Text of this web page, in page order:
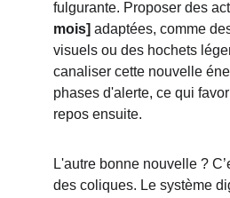
fulgurante. Proposer des
mois] adaptées, comme
visuels ou des hochets
canaliser cette nouvelle
phases d'alerte, ce qui
repos ensuite.
L'autre bonne nouvelle ?
des coliques. Le système